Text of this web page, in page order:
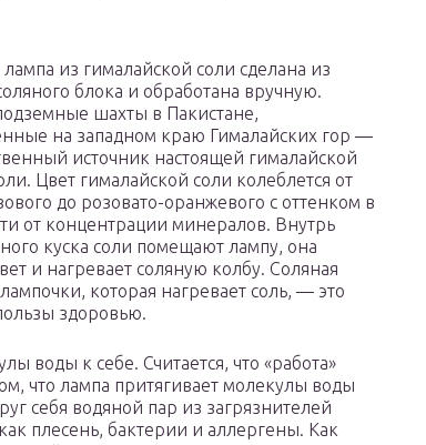
лампа из гималайской соли сделана из
блока и обработана вручную.
шахты в Пакистане,
на западном краю Гималайских гор —
источник настоящей гималайской
Цвет гималайской соли колеблется от
до розовато-оранжевого с оттенком в
от концентрации минералов. Внутрь
куска соли помещают лампу, она
и нагревает соляную колбу. Соляная
которая нагревает соль, — это
здоровью.
воды к себе. Считается, что «работа»
что лампа притягивает молекулы воды
себя водяной пар из загрязнителей
плесень, бактерии и аллергены. Как